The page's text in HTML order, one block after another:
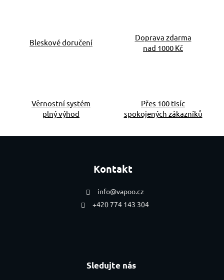
Bleskové doručení
Doprava zdarma
nad 1000 Kč
Věrnostní systém
plný výhod
Přes 100 tisíc
spokojených zákazníků
Kontakt
info@vapoo.cz
+420 774 143 304
Sledujte nás